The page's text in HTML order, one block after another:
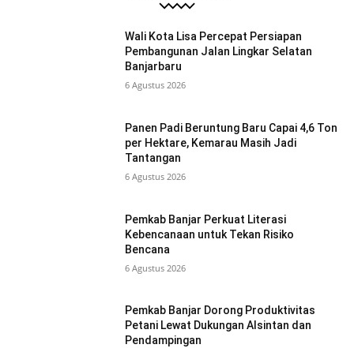
Wali Kota Lisa Percepat Persiapan
Pembangunan Jalan Lingkar Selatan
Banjarbaru
6 Agustus 2026
Panen Padi Beruntung Baru Capai 4,6 Ton
per Hektare, Kemarau Masih Jadi
Tantangan
6 Agustus 2026
Pemkab Banjar Perkuat Literasi
Kebencanaan untuk Tekan Risiko
Bencana
6 Agustus 2026
Pemkab Banjar Dorong Produktivitas
Petani Lewat Dukungan Alsintan dan
Pendampingan